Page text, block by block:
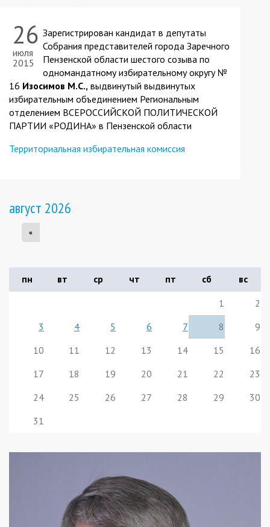
26
июля
2015
Зарегистрирован кандидат в депутаты
Собрания представителей города Заречного
Пензенской области шестого созыва по
одномандатному избирательному округу №
16 Изосимов М.С., выдвинутый выдвинутых
избирательным объединением Региональным
отделением ВСЕРОССИЙСКОЙ ПОЛИТИЧЕСКОЙ
ПАРТИИ «РОДИНА» в Пензенской области
Территориальная избирательная комиссия
август 2026
«
пн вт ср чт пт сб
вс
1
2
3
4 5 6 7 8
9
10
11 12 13 14 15
16
17
18 19 20 21 22
23
24
25 26 27 28 29
30
31